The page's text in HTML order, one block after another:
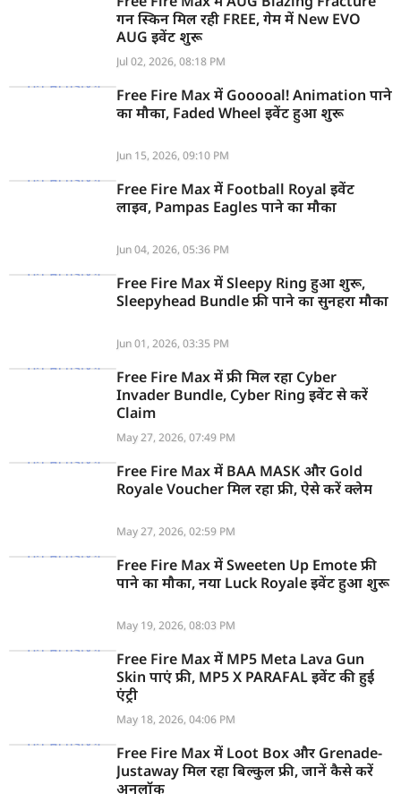
गन स्किन मिल रही FREE, गेम में New EVO
AUG इवेंट शुरू
Jul 02, 2026, 08:18 PM
Free Fire Max में Gooooal! Animation पाने
का मौका, Faded Wheel इवेंट हुआ शुरू
Jun 15, 2026, 09:10 PM
Free Fire Max में Football Royal इवेंट
लाइव, Pampas Eagles पाने का मौका
Jun 04, 2026, 05:36 PM
Free Fire Max में Sleepy Ring हुआ शुरू,
Sleepyhead Bundle फ्री पाने का सुनहरा मौका
Jun 01, 2026, 03:35 PM
Free Fire Max में फ्री मिल रहा Cyber
Invader Bundle, Cyber Ring इवेंट से करें
Claim
May 27, 2026, 07:49 PM
Free Fire Max में BAA MASK और Gold
Royale Voucher मिल रहा फ्री, ऐसे करें क्लेम
May 27, 2026, 02:59 PM
Free Fire Max में Sweeten Up Emote फ्री
पाने का मौका, नया Luck Royale इवेंट हुआ शुरू
May 19, 2026, 08:03 PM
Free Fire Max में MP5 Meta Lava Gun
Skin पाएं फ्री, MP5 X PARAFAL इवेंट की हुई
एंट्री
May 18, 2026, 04:06 PM
Free Fire Max में Loot Box और Grenade-
Justaway मिल रहा बिल्कुल फ्री, जानें कैसे करें
अनलॉक